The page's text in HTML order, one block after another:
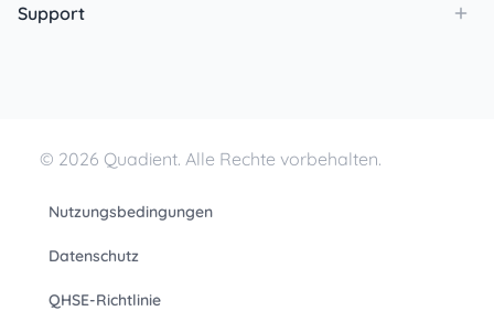
Support
© 2026 Quadient. Alle Rechte vorbehalten.
Nutzungsbedingungen
Datenschutz
QHSE-Richtlinie